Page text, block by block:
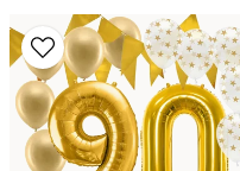
Ja, du kan